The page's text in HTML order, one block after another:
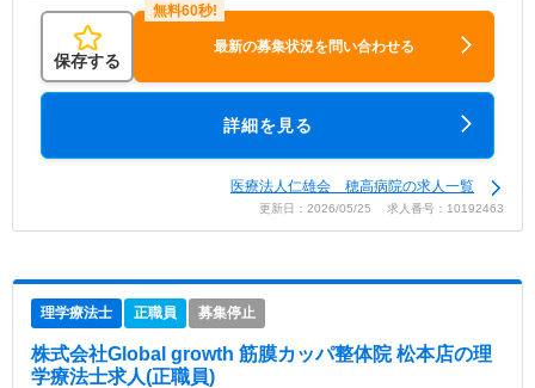
保存する
最新の募集状況を問い合わせる
詳細を見る
医療法人仁雄会 穂高病院の求人一覧
更新日：2026/05/25 求人番号：10192463
理学療法士 正職員 募集停止
株式会社Global growth 筋膜カッパ整体院 松本店の理
学療法士求人(正職員)